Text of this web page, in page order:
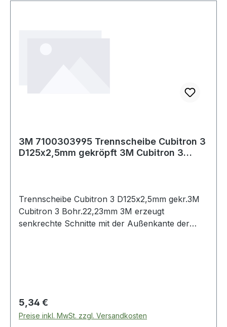
3M 7100303995 Trennscheibe Cubitron 3
D125x2,5mm gekröpft 3M Cubitron 3
Trennscheibe Cubitron 3 D125x2,5mm gekr.3M
Cubitron 3 Bohr.22,23mm 3M erzeugt
senkrechte Schnitte mit der Außenkante der
präzisionsgeformten Korn, bei dem
patentrechtlich geschützte Mikrobruchstücke
der Molekularbindungs-Technologie verwendet
Regulärer Preis:
5,34 €
Preise inkl. MwSt. zzgl. Versandkosten